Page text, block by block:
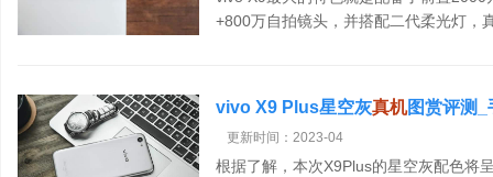
+800万自拍镜头，并搭配二代柔光灯，
vivo X9 Plus星空灰真机图赏评测_
更新时间：2023-04
根据了解，本次X9Plus的星空灰配色将